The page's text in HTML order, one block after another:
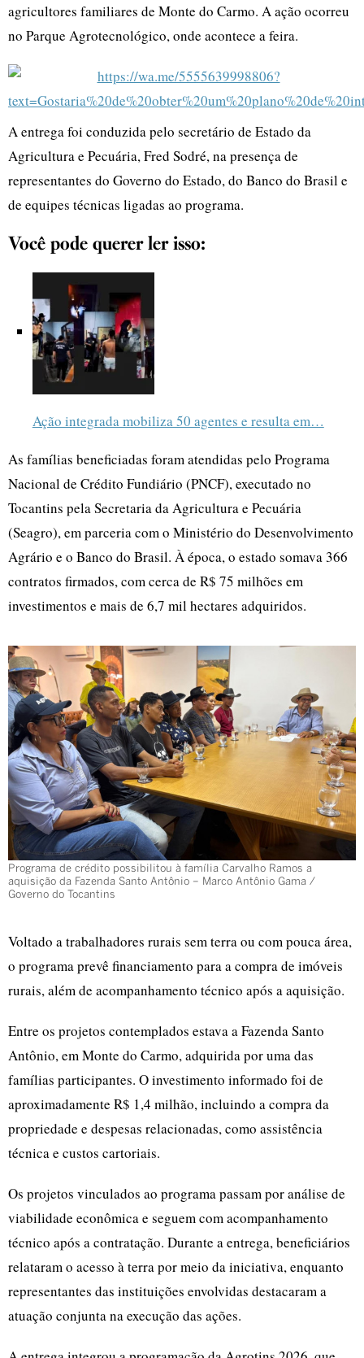
agricultores familiares de Monte do Carmo. A ação ocorreu
no Parque Agrotecnológico, onde acontece a feira.
A entrega foi conduzida pelo secretário de Estado da
Agricultura e Pecuária, Fred Sodré, na presença de
representantes do Governo do Estado, do Banco do Brasil e
de equipes técnicas ligadas ao programa.
Você pode querer ler isso:
Ação integrada mobiliza 50 agentes e resulta em…
As famílias beneficiadas foram atendidas pelo Programa
Nacional de Crédito Fundiário (PNCF), executado no
Tocantins pela Secretaria da Agricultura e Pecuária
(Seagro), em parceria com o Ministério do Desenvolvimento
Agrário e o Banco do Brasil. À época, o estado somava 366
contratos firmados, com cerca de R$ 75 milhões em
investimentos e mais de 6,7 mil hectares adquiridos.
Programa de crédito possibilitou à família Carvalho Ramos a
aquisição da Fazenda Santo Antônio – Marco Antônio Gama /
Governo do Tocantins
Voltado a trabalhadores rurais sem terra ou com pouca área,
o programa prevê financiamento para a compra de imóveis
rurais, além de acompanhamento técnico após a aquisição.
Entre os projetos contemplados estava a Fazenda Santo
Antônio, em Monte do Carmo, adquirida por uma das
famílias participantes. O investimento informado foi de
aproximadamente R$ 1,4 milhão, incluindo a compra da
propriedade e despesas relacionadas, como assistência
técnica e custos cartoriais.
Os projetos vinculados ao programa passam por análise de
viabilidade econômica e seguem com acompanhamento
técnico após a contratação. Durante a entrega, beneficiários
relataram o acesso à terra por meio da iniciativa, enquanto
representantes das instituições envolvidas destacaram a
atuação conjunta na execução das ações.